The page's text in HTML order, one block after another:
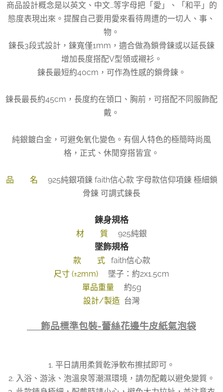
商品設計概念是以英文、中文…等字母把「愛」、「和平」的
態度表現出來。提醒自己要用愛來看待周遭的一切人、事、
物。
鍊長3段式設計，鍊寬僅1mm，適合做為鎖骨鍊或以延長鍊
增加長度搭配V型領或襯衫。
鍊長最短約40cm，可作為性感的鎖骨鍊。
鍊長最長約45cm，長度約在領口、胸前，可搭配不同服飾配
戴。
純銀鍍白金，可避免氧化變色。有個人特色的極簡時尚風
格，正式、休閒穿搭皆宜。
品 名
925純銀項鍊 faith信心款 字母款信仰項鍊 極細鎖
骨鍊 可調式鍊長
鍊身規格
材 質 925純銀
墜飾規格
款 式
faith信心款
尺寸 (±2mm)
墜子：約2x1.5cm
單品重量
約5g
設計/製造 台灣
👉 飾品標準包裝-蕾絲花邊牛皮紙氣泡袋
1. 平日請用柔質乾淨軟布擦拭即可。
2. 入浴、游泳、泡溫泉等潮濕環境，請勿配戴以避免變質。